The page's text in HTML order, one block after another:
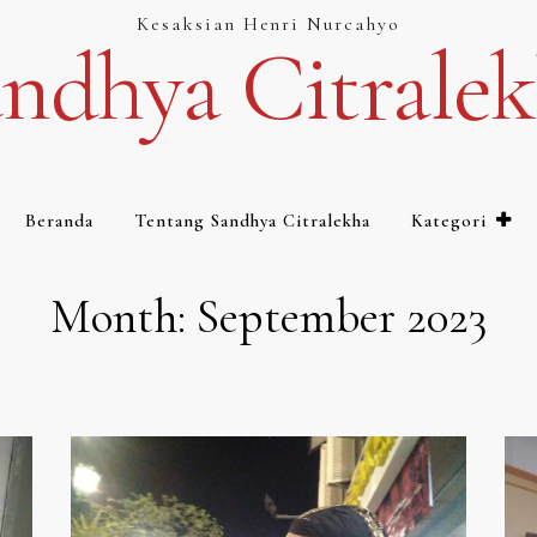
Kesaksian Henri Nurcahyo
Beranda Tentang Sandhya Citralekha Kategori
Month: September 2023